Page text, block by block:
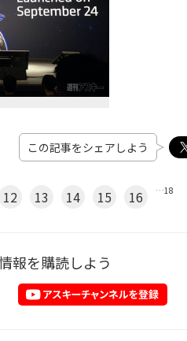
この記事をシェアしよう
12 13 14 15 16 …18
報を購読しよう